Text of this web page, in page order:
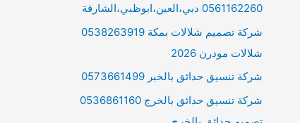
0561162260 دبي،العين،ابوظبي،الشارقة
شركة تصميم شلالات بمكة 0538263919
شلالات مودرن 2026
شركة تنسيق حدائق بالخبر 0573661499
شركة تنسيق حدائق بالخرج 0536861160